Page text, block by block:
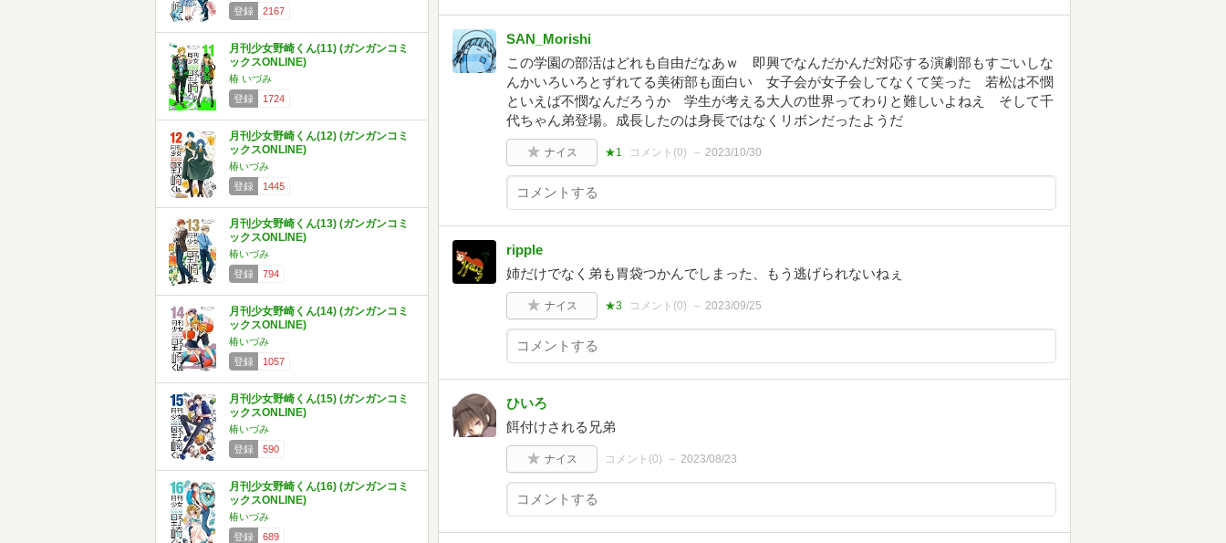
登録
2167
月刊少女野崎くん(11) (ガンガンコミ
ックスONLINE)
椿 いづみ
登録
1724
月刊少女野崎くん(12) (ガンガンコミ
ックスONLINE)
椿いづみ
登録
1445
月刊少女野崎くん(13) (ガンガンコミ
ックスONLINE)
椿いづみ
登録
794
月刊少女野崎くん(14) (ガンガンコミ
ックスONLINE)
椿いづみ
登録
1057
月刊少女野崎くん(15) (ガンガンコミ
ックスONLINE)
椿いづみ
登録
590
月刊少女野崎くん(16) (ガンガンコミ
ックスONLINE)
椿いづみ
登録
689
SAN_Morishi
この学園の部活はどれも自由だなあｗ 即興でなんだかんだ対応する演劇部もすごいしな
んかいろいろとずれてる美術部も面白い 女子会が女子会してなくて笑った 若松は不憫
といえば不憫なんだろうか 学生が考える大人の世界ってわりと難しいよねえ そして千
代ちゃん弟登場。成長したのは身長ではなくリボンだったようだ
ナイス ★1 コメント(0) 2023/10/30
ripple
姉だけでなく弟も胃袋つかんでしまった、もう逃げられないねぇ
ナイス ★3 コメント(0) 2023/09/25
ひいろ
餌付けされる兄弟
ナイス コメント(0) 2023/08/23